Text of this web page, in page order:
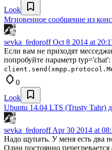
Look
Мгновенное сообщение из
sevka_fedoroffOct 8 2014 at
Если вам не приходят
попробуйте параметр typ='chat':
0
Look
Ubuntu 14.04 LTS (Trusty Tahr)
sevka_fedoroffApr 30 2014 at
Надо щупать. У меня есть два
Один постоянно перегревается